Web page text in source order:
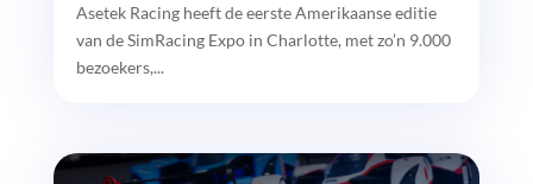
Asetek Racing heeft de eerste Amerikaanse editie
van de SimRacing Expo in Charlotte, met zo’n 9.000
bezoekers,...